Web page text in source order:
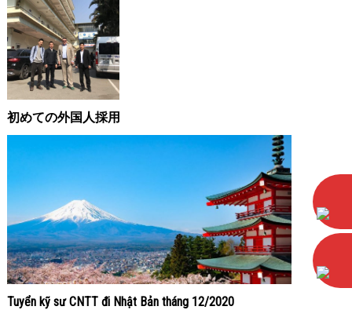
初めての外国人採用
Tuyển kỹ sư CNTT đi Nhật Bản tháng 12/2020